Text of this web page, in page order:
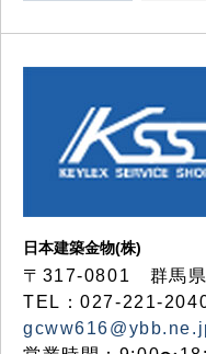
日本建築金物(株)
〒317‐0801 群馬
TEL：027-221-